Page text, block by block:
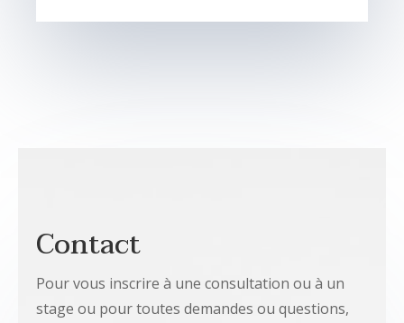
Contact
Pour vous inscrire à une consultation ou à un
stage ou pour toutes demandes ou questions,